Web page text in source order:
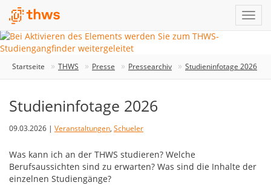
Startseite THWS Presse Pressearchiv Studieninfotage 2026
Studieninfotage 2026
09.03.2026 | Veranstaltungen, Schueler
Was kann ich an der THWS studieren? Welche
Berufsaussichten sind zu erwarten? Was sind die Inhalte der
einzelnen Studiengänge?